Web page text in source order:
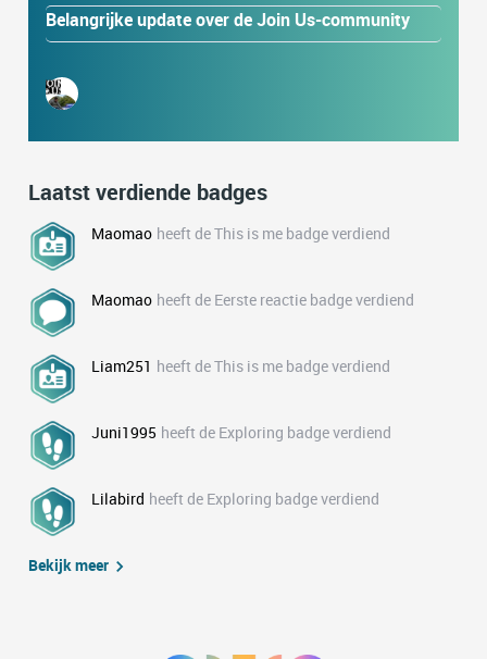
Belangrijke update over de Join Us-community
Laatst verdiende badges
Maomao heeft de This is me badge verdiend
Maomao heeft de Eerste reactie badge verdiend
Liam251 heeft de This is me badge verdiend
Juni1995 heeft de Exploring badge verdiend
Lilabird heeft de Exploring badge verdiend
Bekijk meer